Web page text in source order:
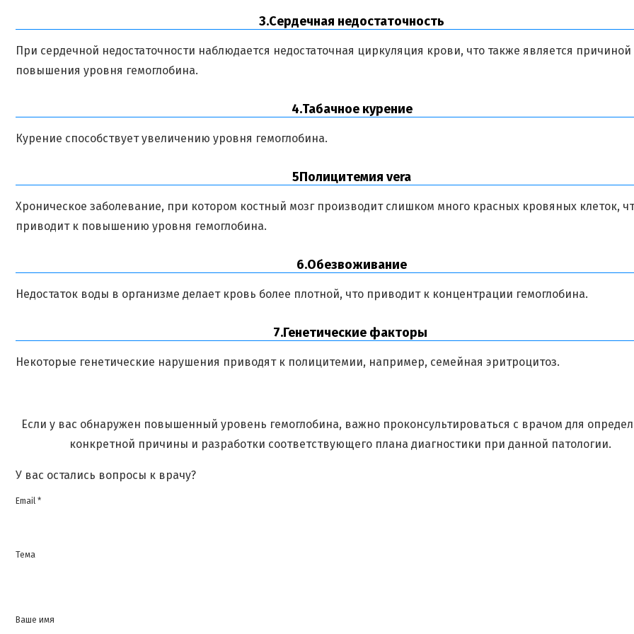
3.Сердечная недостаточность
При сердечной недостаточности наблюдается недостаточная циркуляция крови, что также является причиной
повышения уровня гемоглобина.
4.Табачное курение
Курение способствует увеличению уровня гемоглобина.
5Полицитемия vera
Хроническое заболевание, при котором костный мозг производит слишком много красных кровяных клеток,
приводит к повышению уровня гемоглобина.
6.Обезвоживание
Недостаток воды в организме делает кровь более плотной, что приводит к концентрации гемоглобина.
7.Генетические факторы
Некоторые генетические нарушения приводят к полицитемии, например, семейная эритроцитоз.
Если у вас обнаружен повышенный уровень гемоглобина, важно проконсультироваться с врачом для
конкретной причины и разработки соответствующего плана диагностики при данной патологии.
У вас остались вопросы к врачу?
Email *
Тема
Ваше имя